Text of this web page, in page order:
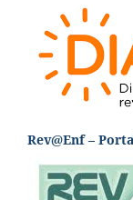
Rev@Enf –